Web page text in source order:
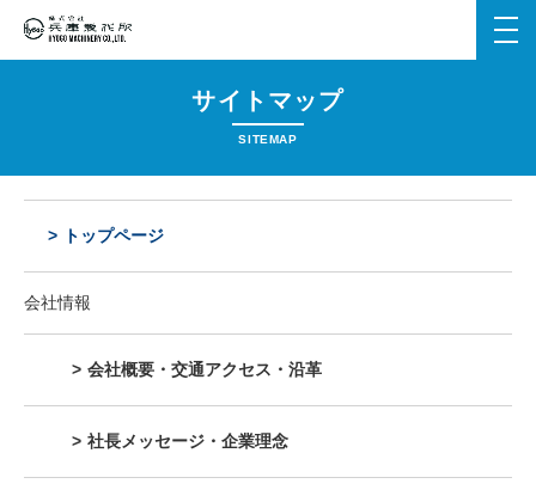
メ
く
サイトマップ
SITEMAP
トップページ
会社情報
会社概要・交通アクセス・沿革
社長メッセージ・企業理念